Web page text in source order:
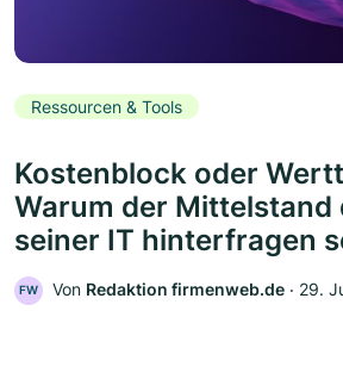
Ressourcen & Tools
Kostenblock oder
Warum der Mittelstand
seiner IT hinterfragen
FW Von Redaktion firmenweb.de ‧ 29.